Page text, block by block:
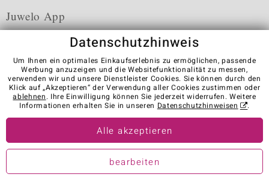
Juwelo App
Karriere AGB Datenschutz Cookies
Impressum
Kontakt
Vertrag widerrufen
Visit our stores in other countries:
© Juwelo Deutschland GmbH (ein Tochterunternehmen der elumeo
SE)
Datenschutzhinweis
Um Ihnen ein optimales Einkaufserlebnis zu ermöglichen, passende
Werbung anzuzeigen und die Websitefunktionalität zu messen,
verwenden wir und unsere Dienstleister Cookies. Sie können durch den
Klick auf „Akzeptieren“ der Verwendung aller Cookies zustimmen oder
ablehnen. Ihre Einwilligung können Sie jederzeit widerrufen. Weitere
Informationen erhalten Sie in unseren Datenschutzhinweisen .
Alle akzeptieren
bearbeiten